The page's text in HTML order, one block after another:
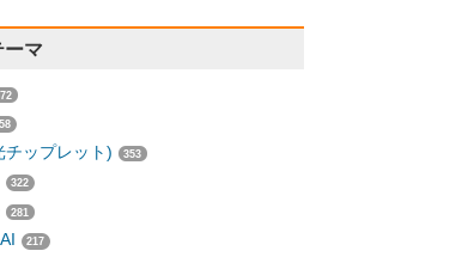
マ
チップレット) 353
322
281
217